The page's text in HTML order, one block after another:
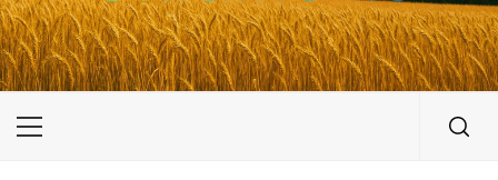
UKRAINE-IS
ПОДОРОЖI ПО УКРАЇНІ
Primary